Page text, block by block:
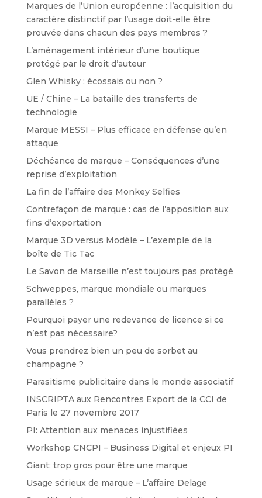
Marques de l’Union européenne : l’acquisition du
caractère distinctif par l’usage doit-elle être
prouvée dans chacun des pays membres ?
L’aménagement intérieur d’une boutique
protégé par le droit d’auteur
Glen Whisky : écossais ou non ?
UE / Chine – La bataille des transferts de
technologie
Marque MESSI – Plus efficace en défense qu’en
attaque
Déchéance de marque – Conséquences d’une
reprise d’exploitation
La fin de l’affaire des Monkey Selfies
Contrefaçon de marque : cas de l’apposition aux
fins d’exportation
Marque 3D versus Modèle – L’exemple de la
boîte de Tic Tac
Le Savon de Marseille n’est toujours pas protégé
Schweppes, marque mondiale ou marques
parallèles ?
Pourquoi payer une redevance de licence si ce
n’est pas nécessaire?
Vous prendrez bien un peu de sorbet au
champagne ?
Parasitisme publicitaire dans le monde associatif
INSCRIPTA aux Rencontres Export de la CCI de
Paris le 27 novembre 2017
PI: Attention aux menaces injustifiées
Workshop CNCPI – Business Digital et enjeux PI
Giant: trop gros pour être une marque
Usage sérieux de marque – L’affaire Delage